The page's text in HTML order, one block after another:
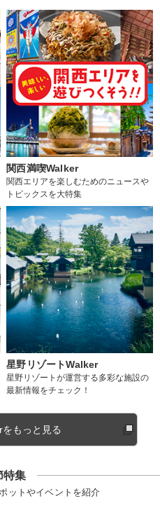
関西満喫Walker
関西エリアを楽しむためのニュースや
トピックスを大特集
星野リゾートWalker
星野リゾートが運営する多彩な施設の
最新情報をチェック！
もっと見る
特集
ットやイベントを紹介